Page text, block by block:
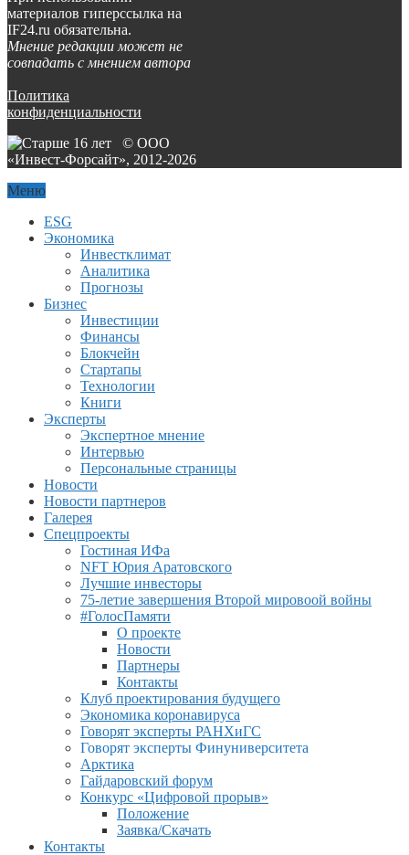
материалов гиперссылка на
IF24.ru обязательна.
Мнение редакции может не
совпадать с мнением автора
Политика
конфиденциальности
© ООО
«Инвест-Форсайт», 2012-2026
Меню
ESG
Экономика
Инвестклимат
Аналитика
Прогнозы
Бизнес
Инвестиции
Финансы
Блокчейн
Стартапы
Технологии
Книги
Эксперты
Экспертное мнение
Интервью
Персональные страницы
Новости
Новости партнеров
Галерея
Спецпроекты
Гостиная ИФа
NFT Юрия Аратовского
Лучшие инвесторы
75-летие завершения Второй мировоой войны
#ГолосПамяти
О проекте
Новости
Партнеры
Контакты
Клуб проектирования будущего
Экономика коронавируса
Говорят эксперты РАНХиГС
Говорят эксперты Финуниверситета
Арктика
Гайдаровский форум
Конкурс «Цифровой прорыв»
Положение
Заявка/Скачать
Контакты